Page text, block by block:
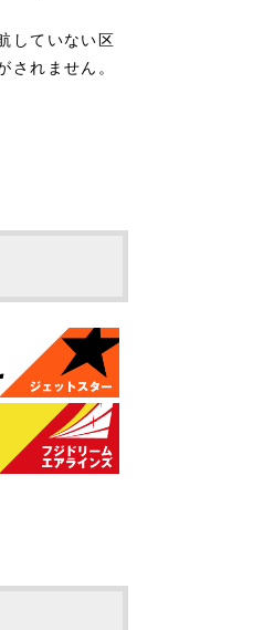
していない区
れません。